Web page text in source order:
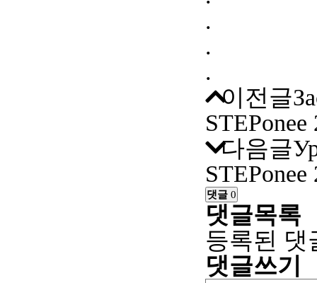
.
.
.
이전글
STEPonee
다음글
STEPonee
댓글 0
댓글목록
등록된 댓
댓글쓰기